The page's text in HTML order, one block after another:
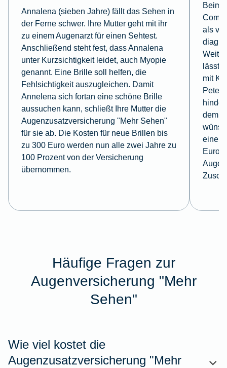
Annalena (sieben Jahre) fällt das Sehen in
der Ferne schwer. Ihre Mutter geht mit ihr
zu einem Augenarzt für einen Sehtest.
Anschließend steht fest, dass Annalena
unter Kurzsichtigkeit leidet, auch Myopie
genannt. Eine Brille soll helfen, die
Fehlsichtigkeit auszugleichen. Damit
Annelena sich fortan eine schöne Brille
aussuchen kann, schließt Ihre Mutter die
Augenzusatzversicherung "Mehr Sehen"
für sie ab. Die Kosten für neue Brillen bis
zu 300 Euro werden nun alle zwei Jahre zu
100 Prozent von der Versicherung
übernommen.
Beim
als
lässt
mit
Peter
dem
eine
Euro
Häufige Fragen zur
Augenversicherung "Mehr
Sehen"
Wie viel kostet die
Augenzusatzversicherung "Mehr